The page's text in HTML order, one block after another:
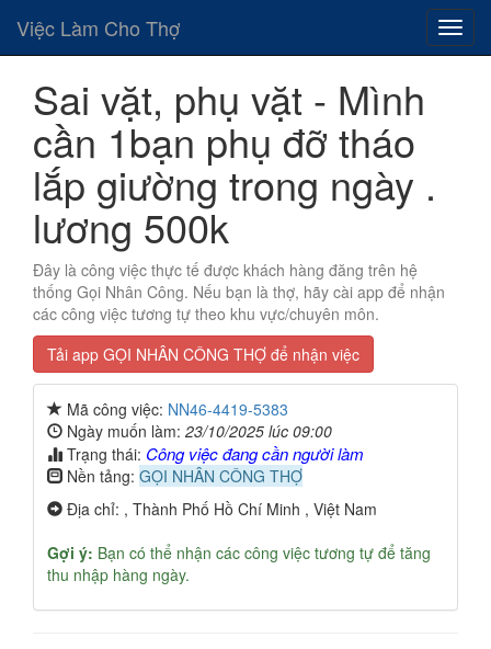
Việc Làm Cho Thợ
Sai vặt, phụ vặt - Mình
cần 1bạn phụ đỡ tháo
lắp giường trong ngày .
lương 500k
Đây là công việc thực tế được khách hàng đăng trên hệ
thống Gọi Nhân Công. Nếu bạn là thợ, hãy cài app để nhận
các công việc tương tự theo khu vực/chuyên môn.
Tải app GỌI NHÂN CÔNG THỢ để nhận việc
Mã công việc: NN46-4419-5383
Ngày muốn làm: 23/10/2025 lúc 09:00
Trạng thái: Công việc đang cần người làm
Nền tảng: GỌI NHÂN CÔNG THỢ
Địa chỉ: , Thành Phố Hồ Chí Minh , Việt Nam
Gợi ý: Bạn có thể nhận các công việc tương tự để tăng
thu nhập hàng ngày.